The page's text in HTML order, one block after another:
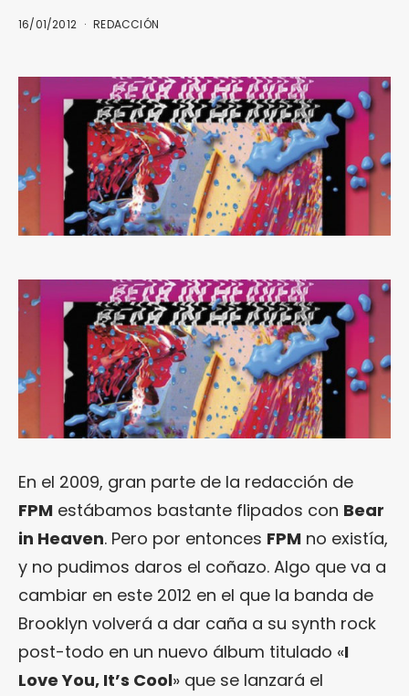
16/01/2012 REDACCIÓN
En el 2009, gran parte de la redacción de
FPM estábamos bastante flipados con Bear
in Heaven. Pero por entonces FPM no existía,
y no pudimos daros el coñazo. Algo que va a
cambiar en este 2012 en el que la banda de
Brooklyn volverá a dar caña a su synth rock
post-todo en un nuevo álbum titulado «I
Love You, It’s Cool» que se lanzará el